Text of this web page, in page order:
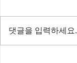
댓글을 입력하세요.